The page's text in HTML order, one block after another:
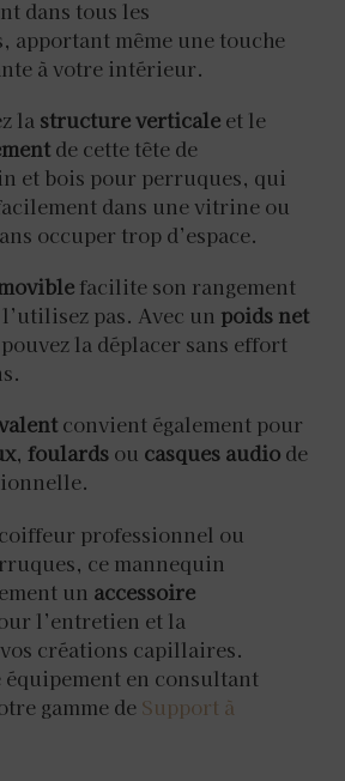
dans tous les
apportant même une touche
à votre intérieur.
la structure verticale et le
de cette tête de
et bois pour perruques, qui
dans une vitrine ou
occuper trop d’espace.
facilite son rangement
pas. Avec un poids net
la déplacer sans effort
convient également pour
, foulards ou casques audio de
professionnel ou
ce mannequin
un accessoire
l’entretien et la
créations capillaires.
équipement en consultant
gamme de Support à